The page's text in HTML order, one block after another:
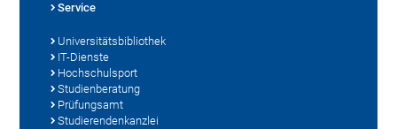
Service
Universitätsbibliothek
IT-Dienste
Hochschulsport
Studienberatung
Prüfungsamt
Studierendenkanzlei